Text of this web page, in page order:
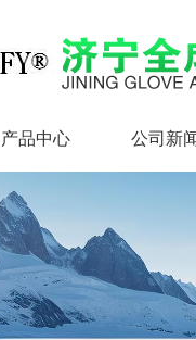
产品中心
产品中心
公司新